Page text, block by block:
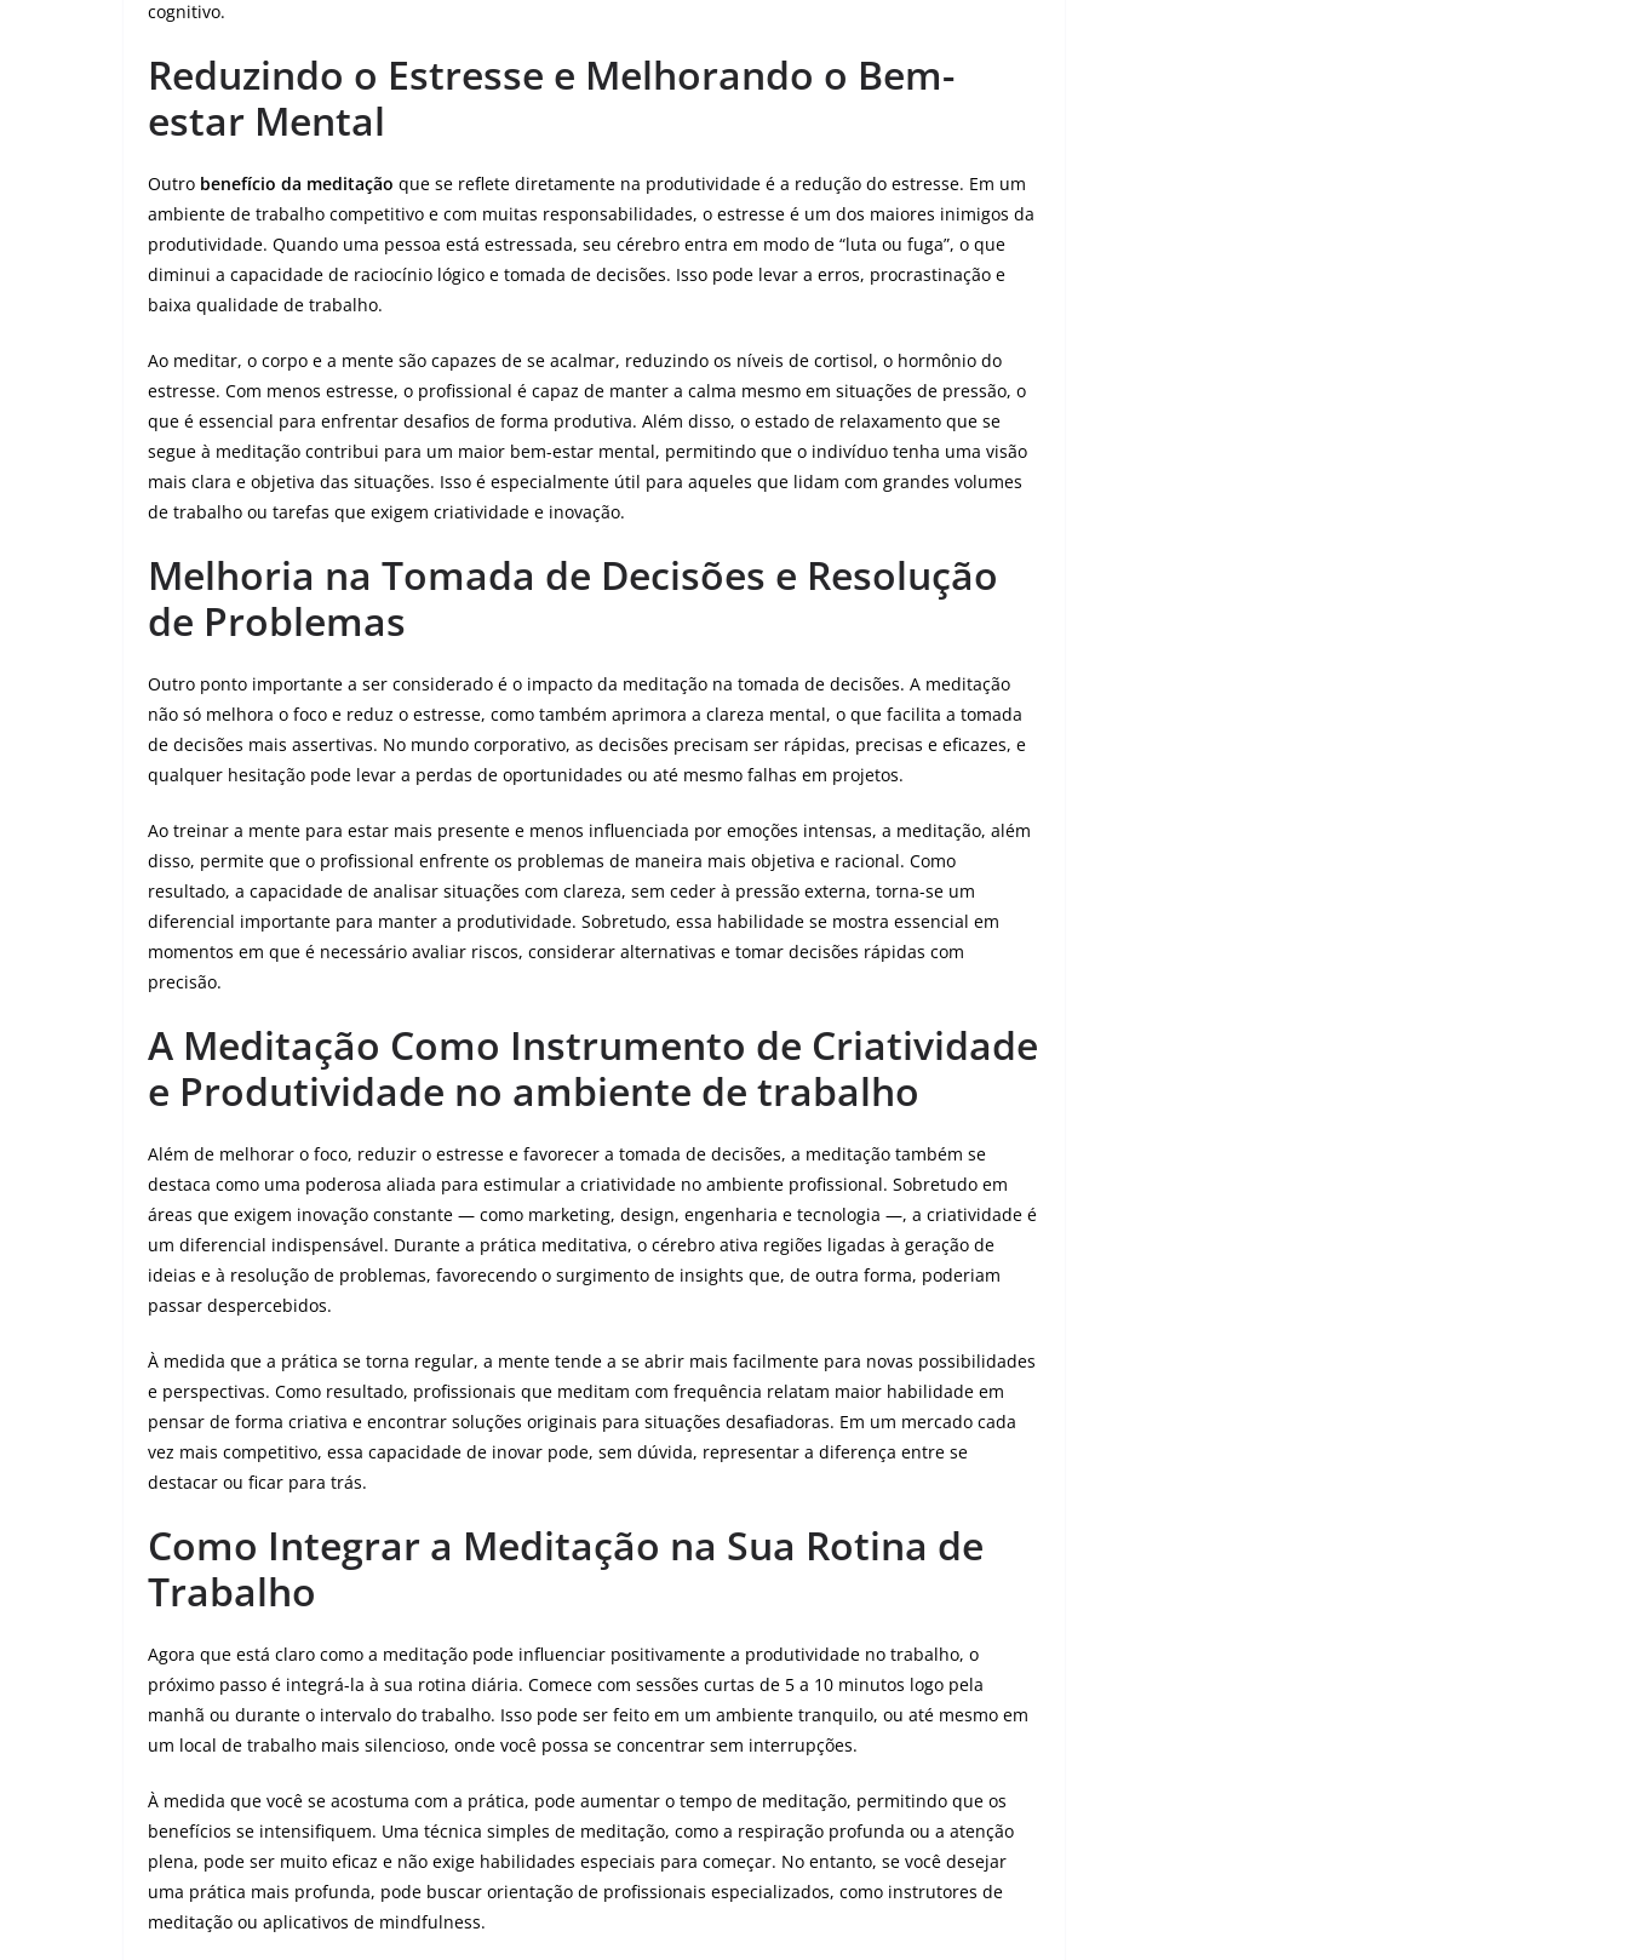
cognitivo.
Reduzindo o Estresse e Melhorando o Bem-
estar Mental
Outro benefício da meditação que se reflete diretamente na produtividade é a redução do estresse. Em um
ambiente de trabalho competitivo e com muitas responsabilidades, o estresse é um dos maiores inimigos da
produtividade. Quando uma pessoa está estressada, seu cérebro entra em modo de “luta ou fuga”, o que
diminui a capacidade de raciocínio lógico e tomada de decisões. Isso pode levar a erros, procrastinação e
baixa qualidade de trabalho.
Ao meditar, o corpo e a mente são capazes de se acalmar, reduzindo os níveis de cortisol, o hormônio do
estresse. Com menos estresse, o profissional é capaz de manter a calma mesmo em situações de pressão, o
que é essencial para enfrentar desafios de forma produtiva. Além disso, o estado de relaxamento que se
segue à meditação contribui para um maior bem-estar mental, permitindo que o indivíduo tenha uma visão
mais clara e objetiva das situações. Isso é especialmente útil para aqueles que lidam com grandes volumes
de trabalho ou tarefas que exigem criatividade e inovação.
Melhoria na Tomada de Decisões e Resolução
de Problemas
Outro ponto importante a ser considerado é o impacto da meditação na tomada de decisões. A meditação
não só melhora o foco e reduz o estresse, como também aprimora a clareza mental, o que facilita a tomada
de decisões mais assertivas. No mundo corporativo, as decisões precisam ser rápidas, precisas e eficazes, e
qualquer hesitação pode levar a perdas de oportunidades ou até mesmo falhas em projetos.
Ao treinar a mente para estar mais presente e menos influenciada por emoções intensas, a meditação, além
disso, permite que o profissional enfrente os problemas de maneira mais objetiva e racional. Como
resultado, a capacidade de analisar situações com clareza, sem ceder à pressão externa, torna-se um
diferencial importante para manter a produtividade. Sobretudo, essa habilidade se mostra essencial em
momentos em que é necessário avaliar riscos, considerar alternativas e tomar decisões rápidas com
precisão.
A Meditação Como Instrumento de Criatividade
e Produtividade no ambiente de trabalho
Além de melhorar o foco, reduzir o estresse e favorecer a tomada de decisões, a meditação também se
destaca como uma poderosa aliada para estimular a criatividade no ambiente profissional. Sobretudo em
áreas que exigem inovação constante — como marketing, design, engenharia e tecnologia —, a criatividade é
um diferencial indispensável. Durante a prática meditativa, o cérebro ativa regiões ligadas à geração de
ideias e à resolução de problemas, favorecendo o surgimento de insights que, de outra forma, poderiam
passar despercebidos.
À medida que a prática se torna regular, a mente tende a se abrir mais facilmente para novas possibilidades
e perspectivas. Como resultado, profissionais que meditam com frequência relatam maior habilidade em
pensar de forma criativa e encontrar soluções originais para situações desafiadoras. Em um mercado cada
vez mais competitivo, essa capacidade de inovar pode, sem dúvida, representar a diferença entre se
destacar ou ficar para trás.
Como Integrar a Meditação na Sua Rotina de
Trabalho
Agora que está claro como a meditação pode influenciar positivamente a produtividade no trabalho, o
próximo passo é integrá-la à sua rotina diária. Comece com sessões curtas de 5 a 10 minutos logo pela
manhã ou durante o intervalo do trabalho. Isso pode ser feito em um ambiente tranquilo, ou até mesmo em
um local de trabalho mais silencioso, onde você possa se concentrar sem interrupções.
À medida que você se acostuma com a prática, pode aumentar o tempo de meditação, permitindo que os
benefícios se intensifiquem. Uma técnica simples de meditação, como a respiração profunda ou a atenção
plena, pode ser muito eficaz e não exige habilidades especiais para começar. No entanto, se você desejar
uma prática mais profunda, pode buscar orientação de profissionais especializados, como instrutores de
meditação ou aplicativos de mindfulness.